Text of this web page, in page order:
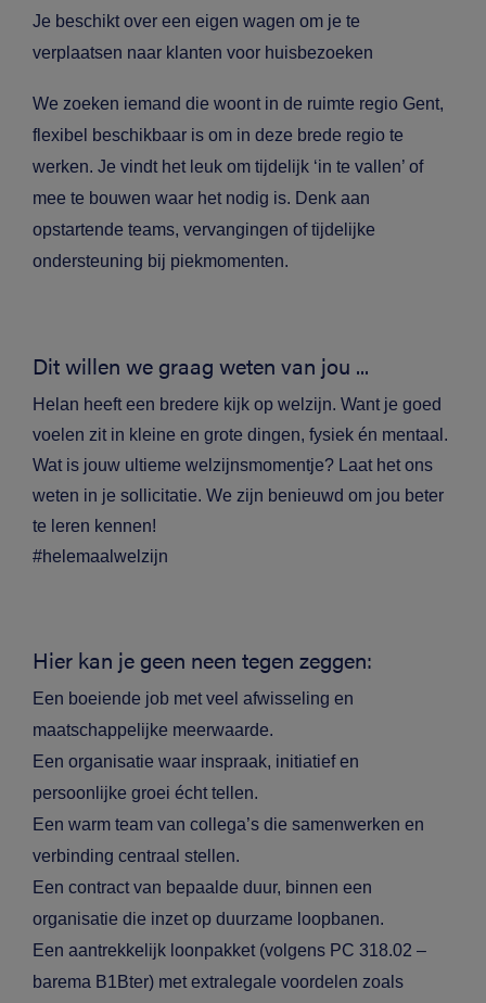
Je beschikt over een eigen wagen om je te
verplaatsen naar klanten voor huisbezoeken
We zoeken iemand die woont in de ruimte regio Gent,
flexibel beschikbaar is om in deze brede regio te
werken. Je vindt het leuk om tijdelijk ‘in te vallen’ of
mee te bouwen waar het nodig is. Denk aan
opstartende teams, vervangingen of tijdelijke
ondersteuning bij piekmomenten.
Dit willen we graag weten van jou ...
Helan heeft een bredere kijk op welzijn. Want je goed
voelen zit in kleine en grote dingen, fysiek én mentaal.
Wat is jouw ultieme welzijnsmomentje? Laat het ons
weten in je sollicitatie. We zijn benieuwd om jou beter
te leren kennen!
#helemaalwelzijn
Hier kan je geen neen tegen zeggen:
Een boeiende job met veel afwisseling en
maatschappelijke meerwaarde.
Een organisatie waar inspraak, initiatief en
persoonlijke groei écht tellen.
Een warm team van collega’s die samenwerken en
verbinding centraal stellen.
Een contract van bepaalde duur, binnen een
organisatie die inzet op duurzame loopbanen.
Een aantrekkelijk loonpakket (volgens PC 318.02 –
barema B1Bter) met extralegale voordelen zoals